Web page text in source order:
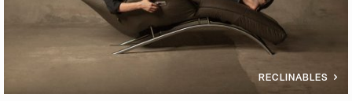
RECLINABLES